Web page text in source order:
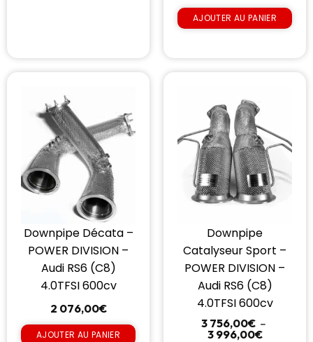
AJOUTER AU PANIER
Downpipe Décata –
POWER DIVISION –
Audi RS6 (C8)
4.0TFSI 600cv
2 076,00€
AJOUTER AU PANIER
Downpipe
Catalyseur Sport –
POWER DIVISION –
Audi RS6 (C8)
4.0TFSI 600cv
3 756,00€ –
3 996,00€